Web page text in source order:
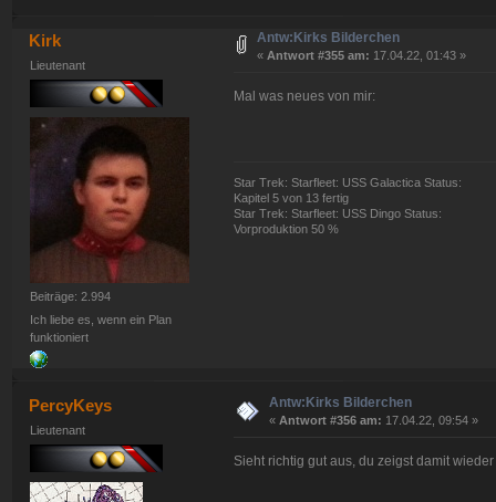
Kirk
Lieutenant
Beiträge: 2.994
Ich liebe es, wenn ein Plan
funktioniert
Antw:Kirks Bilderchen
« Antwort #355 am: 17.04.22, 01:43 »
Mal was neues von mir:
Star Trek: Starfleet: USS Galactica Status:
Kapitel 5 von 13 fertig
Star Trek: Starfleet: USS Dingo Status:
Vorproduktion 50 %
PercyKeys
Lieutenant
Antw:Kirks Bilderchen
« Antwort #356 am: 17.04.22, 09:54 »
Sieht richtig gut aus, du zeigst damit